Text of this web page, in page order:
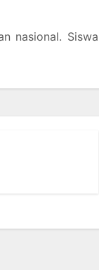
nasional. Siswa